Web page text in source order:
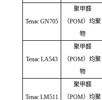
Tenac GN705
聚甲醛
（POM）均聚
物
Tenac LA543
聚甲醛
（POM）均聚
物
Tenac LM511
聚甲醛
（POM）均聚